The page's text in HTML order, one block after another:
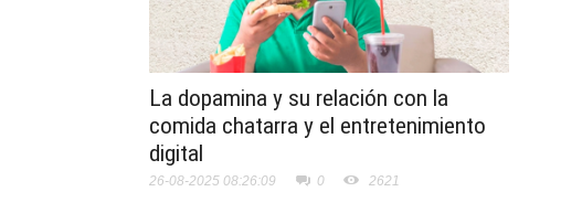
La dopamina y su relación con la
comida chatarra y el entretenimiento
digital
26-08-2025 08:26:09 0 2621